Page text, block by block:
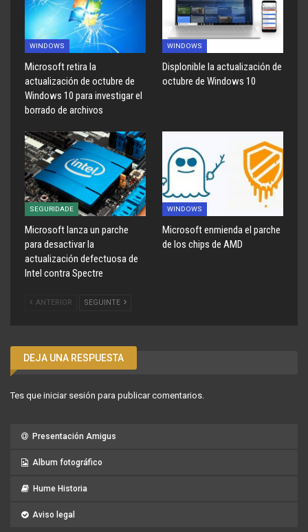
WINDOWS
Microsoft retira la
actualización de octubre de
Windows 10 para investigar el
borrado de archivos
WINDOWS
Displonible la actualización de
octubre de Windows 10
SEGURIDADE
Microsoft lanza un parche
para desactivar la
actualización defectuosa de
Intel contra Spectre
WINDOWS
Microsoft enmienda el parche
de los chips de AMD
ANTERIOR SEGUINTE
DEJA UNA RESPUESTA
Tes que iniciar sesión para publicar comentarios.
Presentación Amigus
Album fotográfico
Hume Historia
Aviso legal